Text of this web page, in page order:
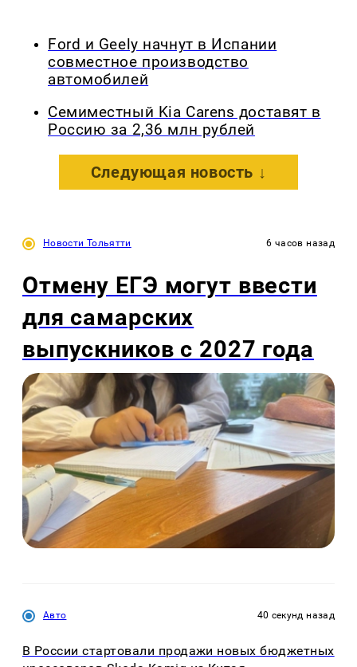
Ford и Geely начнут в Испании
совместное производство
автомобилей
Семиместный Kia Carens доставят в
Россию за 2,36 млн рублей
Следующая новость ↓
Новости Тольятти 6 часов назад
Отмену ЕГЭ могут ввести
для самарских
выпускников с 2027 года
Авто 40 секунд назад
В России стартовали продажи новых бюджетных